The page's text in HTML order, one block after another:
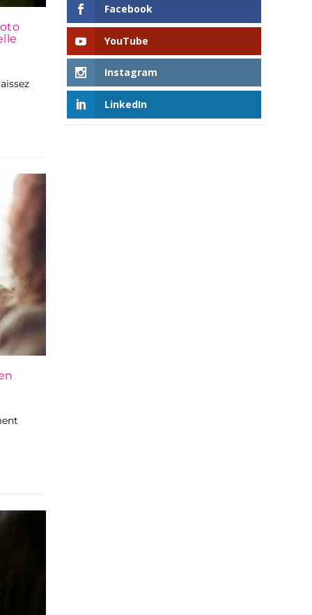
Facebook
YouTube
Instagram
LinkedIn